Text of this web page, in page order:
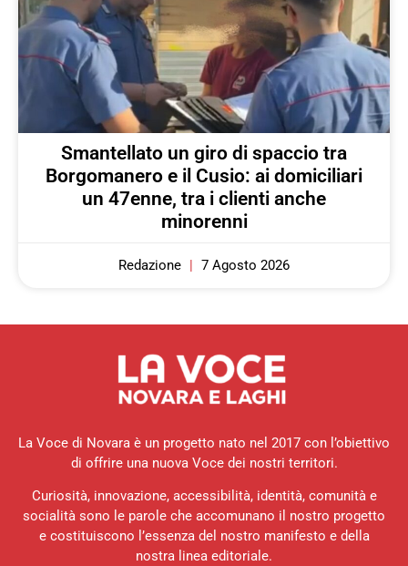
Smantellato un giro di spaccio tra
Borgomanero e il Cusio: ai domiciliari
un 47enne, tra i clienti anche
minorenni
Redazione 7 Agosto 2026
La Voce di Novara è un progetto nato nel 2017 con l’obiettivo
di offrire una nuova Voce dei nostri territori.
Curiosità, innovazione, accessibilità, identità, comunità e
socialità sono le parole che accomunano il nostro progetto
e costituiscono l’essenza del nostro manifesto e della
nostra linea editoriale.